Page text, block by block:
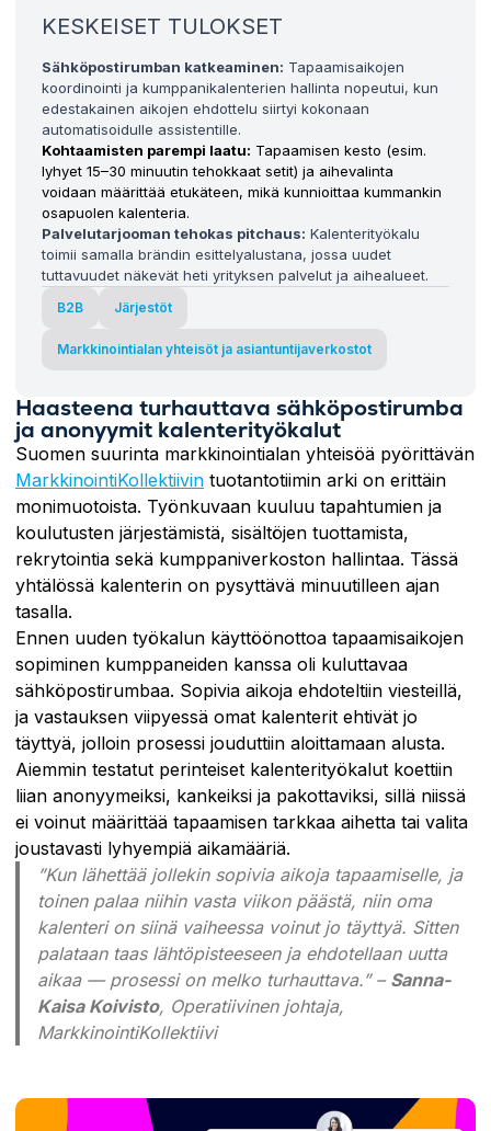
KESKEISET TULOKSET
Sähköpostirumban katkeaminen: Tapaamisaikojen
koordinointi ja kumppanikalenterien hallinta nopeutui, kun
edestakainen aikojen ehdottelu siirtyi kokonaan
automatisoidulle assistentille.
Kohtaamisten parempi laatu: Tapaamisen kesto (esim.
lyhyet 15–30 minuutin tehokkaat setit) ja aihevalinta
voidaan määrittää etukäteen, mikä kunnioittaa kummankin
osapuolen kalenteria.
Palvelutarjooman tehokas pitchaus: Kalenterityökalu
toimii samalla brändin esittelyalustana, jossa uudet
tuttavuudet näkevät heti yrityksen palvelut ja aihealueet.
B2B Järjestöt
Markkinointialan yhteisöt ja asiantuntijaverkostot
Haasteena turhauttava sähköpostirumba
ja anonyymit kalenterityökalut
Suomen suurinta markkinointialan yhteisöä pyörittävän
MarkkinointiKollektiivin tuotantotiimin arki on erittäin
monimuotoista. Työnkuvaan kuuluu tapahtumien ja
koulutusten järjestämistä, sisältöjen tuottamista,
rekrytointia sekä kumppaniverkoston hallintaa. Tässä
yhtälössä kalenterin on pysyttävä minuutilleen ajan
tasalla.
Ennen uuden työkalun käyttöönottoa tapaamisaikojen
sopiminen kumppaneiden kanssa oli kuluttavaa
sähköpostirumbaa. Sopivia aikoja ehdoteltiin viesteillä,
ja vastauksen viipyessä omat kalenterit ehtivät jo
täyttyä, jolloin prosessi jouduttiin aloittamaan alusta.
Aiemmin testatut perinteiset kalenterityökalut koettiin
liian anonyymeiksi, kankeiksi ja pakottaviksi, sillä niissä
ei voinut määrittää tapaamisen tarkkaa aihetta tai valita
joustavasti lyhyempiä aikamääriä.
”Kun lähettää jollekin sopivia aikoja tapaamiselle, ja
toinen palaa niihin vasta viikon päästä, niin oma
kalenteri on siinä vaiheessa voinut jo täyttyä. Sitten
palataan taas lähtöpisteeseen ja ehdotellaan uutta
aikaa — prosessi on melko turhauttava.” – Sanna-
Kaisa Koivisto, Operatiivinen johtaja,
MarkkinointiKollektiivi